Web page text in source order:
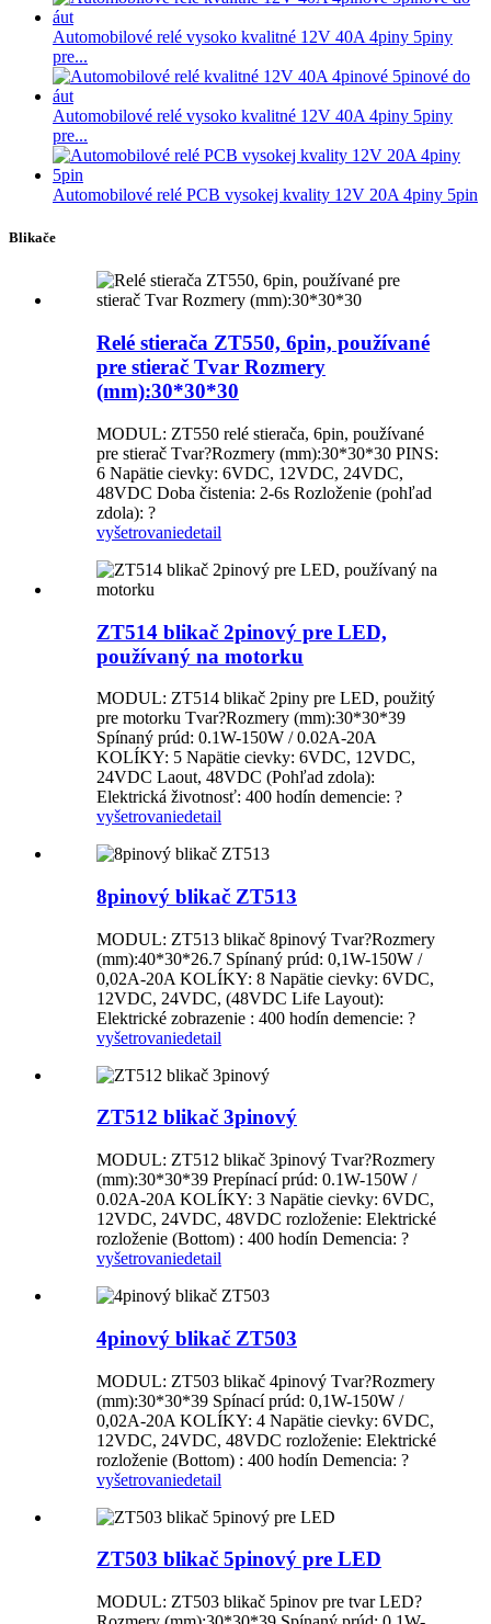
Automobilové relé vysoko kvalitné 12V 40A 4piny 5piny
pre...
Automobilové relé vysoko kvalitné 12V 40A 4piny 5piny
pre...
Automobilové relé PCB vysokej kvality 12V 20A 4piny 5pin
Blikače
Relé stierača ZT550, 6pin, používané
pre stierač Tvar Rozmery
(mm):30*30*30
MODUL: ZT550 relé stierača, 6pin, používané
pre stierač Tvar?Rozmery (mm):30*30*30 PINS:
6 Napätie cievky: 6VDC, 12VDC, 24VDC,
48VDC Doba čistenia: 2-6s Rozloženie (pohľad
zdola): ?
vyšetrovaniedetail
ZT514 blikač 2pinový pre LED,
používaný na motorku
MODUL: ZT514 blikač 2piny pre LED, použitý
pre motorku Tvar?Rozmery (mm):30*30*39
Spínaný prúd: 0.1W-150W / 0.02A-20A
KOLÍKY: 5 Napätie cievky: 6VDC, 12VDC,
24VDC Laout, 48VDC (Pohľad zdola):
Elektrická životnosť: 400 hodín demencie: ?
vyšetrovaniedetail
8pinový blikač ZT513
MODUL: ZT513 blikač 8pinový Tvar?Rozmery
(mm):40*30*26.7 Spínaný prúd: 0,1W-150W /
0,02A-20A KOLÍKY: 8 Napätie cievky: 6VDC,
12VDC, 24VDC, (48VDC Life Layout):
Elektrické zobrazenie : 400 hodín demencie: ?
vyšetrovaniedetail
ZT512 blikač 3pinový
MODUL: ZT512 blikač 3pinový Tvar?Rozmery
(mm):30*30*39 Prepínací prúd: 0.1W-150W /
0.02A-20A KOLÍKY: 3 Napätie cievky: 6VDC,
12VDC, 24VDC, 48VDC rozloženie: Elektrické
rozloženie (Bottom) : 400 hodín Demencia: ?
vyšetrovaniedetail
4pinový blikač ZT503
MODUL: ZT503 blikač 4pinový Tvar?Rozmery
(mm):30*30*39 Spínací prúd: 0,1W-150W /
0,02A-20A KOLÍKY: 4 Napätie cievky: 6VDC,
12VDC, 24VDC, 48VDC rozloženie: Elektrické
rozloženie (Bottom) : 400 hodín Demencia: ?
vyšetrovaniedetail
ZT503 blikač 5pinový pre LED
MODUL: ZT503 blikač 5pinov pre tvar LED?